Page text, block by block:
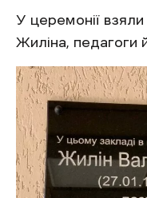
У церемонії взяли
Жиліна, педагоги